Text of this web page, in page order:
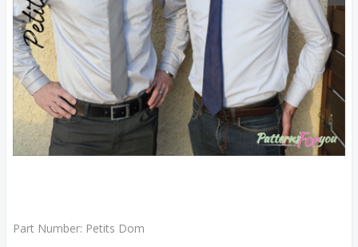
Part Number: Petits Dom